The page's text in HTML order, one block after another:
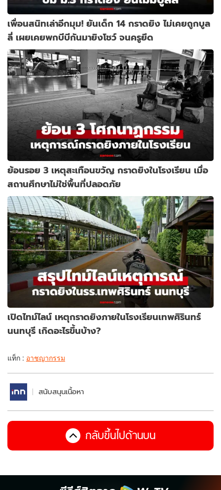
เพื่อนสนิทเล่าอีกมุม! ยันเด็ก 14 กราดยิง ไม่เคยถูกบูล
ลี่ เผยเคยพกบีบีกันมายิงโชว์ จนครูยึด
ย้อนรอย 3 เหตุสะเทือนขวัญ กราดยิงในโรงเรียน เมื่อ
สถานศึกษาไม่ใช่พื้นที่ปลอดภัย
เปิดไทม์ไลน์ เหตุกราดยิงภายในโรงเรียนเทพศิรินทร์
นนทบุรี เกิดอะไรขึ้นบ้าง?
แท็ก : อาชญากรรม
สนับสนุนเนื้อหา
กลับขึ้นไปด้านบน